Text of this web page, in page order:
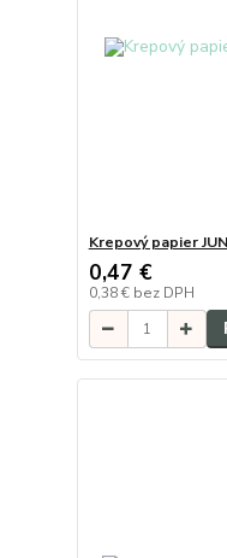
Krepový papier
0,47 €
0,38 € bez DPH